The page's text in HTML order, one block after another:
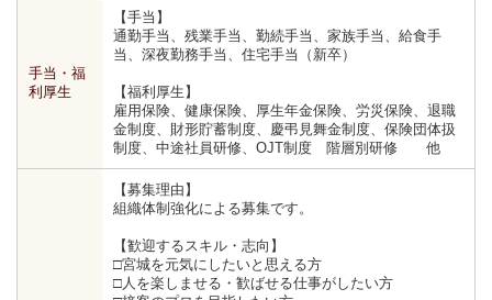
手当・福
利厚生
【手当】
通勤手当、残業手当、勤続手当、家族手当、給食手
当、深夜勤務手当、住宅手当（新卒）
【福利厚生】
雇用保険、健康保険、厚生年金保険、労災保険、退職
金制度、財形貯蓄制度、慶弔見舞金制度、保険団体扱
制度、中途社員研修、OJT制度 階層別研修 他
【募集理由】
組織体制強化による募集です。
【歓迎するスキル・志向】
□宮城を元気にしたいと思える方
□人を楽しませる・歓ばせる仕事がしたい方